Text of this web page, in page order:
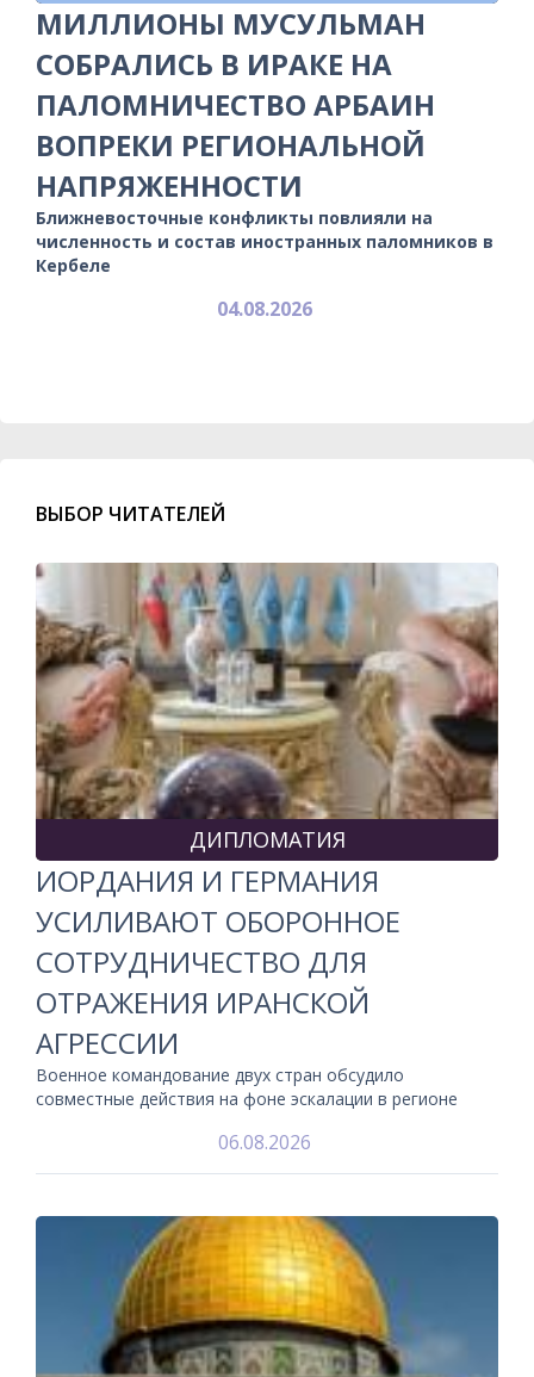
МИЛЛИОНЫ МУСУЛЬМАН
СОБРАЛИСЬ В ИРАКЕ НА
ПАЛОМНИЧЕСТВО АРБАИН
ВОПРЕКИ РЕГИОНАЛЬНОЙ
НАПРЯЖЕННОСТИ
Ближневосточные конфликты повлияли на
численность и состав иностранных паломников в
Кербеле
04.08.2026
ВЫБОР ЧИТАТЕЛЕЙ
ДИПЛОМАТИЯ
ИОРДАНИЯ И ГЕРМАНИЯ
УСИЛИВАЮТ ОБОРОННОЕ
СОТРУДНИЧЕСТВО ДЛЯ
ОТРАЖЕНИЯ ИРАНСКОЙ
АГРЕССИИ
Военное командование двух стран обсудило
совместные действия на фоне эскалации в регионе
06.08.2026